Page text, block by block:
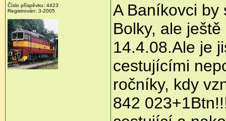
Číslo příspěvku: 4423
Registrován: 3-2005
A Baníkovci by
Bolky, ale
14.4.08.Ale je
cestujícími
ročníky, kdy
842